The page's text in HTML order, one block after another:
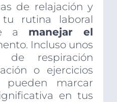
de relajación y
rutina laboral
a manejar el
Incluso unos
de respiración
o ejercicios
pueden marcar
en tus